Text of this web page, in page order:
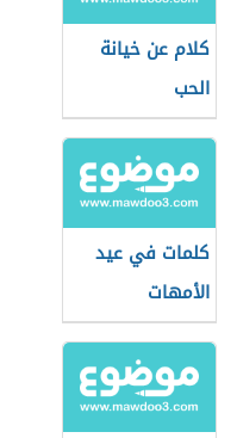
كلام عن خيانة
الحب
كلمات في عيد
الأمهات